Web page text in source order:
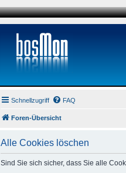
Schnellzugriff FAQ
Foren-Übersicht
Alle Cookies löschen
Sind Sie sich sicher, dass Sie alle